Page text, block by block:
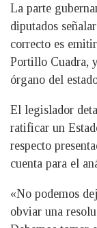
La parte
diputados
correcto es
Portillo Cuadra,
órgano del
El legislador
ratificar un
respecto
cuenta para el
«No podemos
obviar una